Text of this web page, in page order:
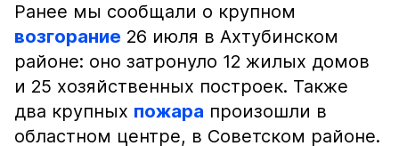
Ранее мы сообщали о крупном
возгорание 26 июля в Ахтубинском
районе: оно затронуло 12 жилых домов
и 25 хозяйственных построек. Также
два крупных пожара произошли в
областном центре, в Советском районе.